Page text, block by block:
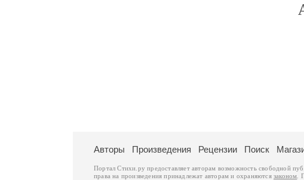
Авторы Произведения Рецензии Поиск
Портал Стихи.ру предоставляет авторам возможность свободной
права на произведения принадлежат авторам и охраняются законом .